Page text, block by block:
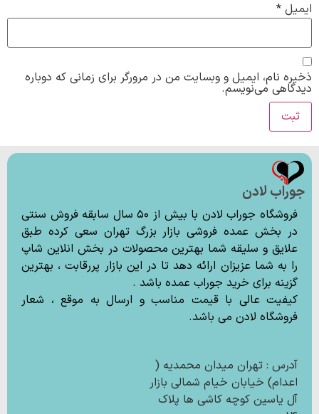
ایمیل *
ذخیره نام، ایمیل و وبسایت من در مرورگر برای زمانی که دوباره
دیدگاهی می‌نویسم.
جوراب لادن
فروشگاه جوراب لادن با بیش از ۵۰ سال سابقه فروش سنتی
در بخش عمده فروشی بازار بزرگ تهران سعی کرده طبق
علایق و سلیقه شما بهترین محصولات در بخش انلاین شاپ
را به شما عزیزان ارائه دهد تا در این بازار پررقابت ، بهترین
گزینه برای خرید جوراب عمده باشد .
کیفیت عالی با قیمت مناسب و ارسال به موقع ، شعار
فروشگاه لادن می باشد.
آدرس : تهران میدان محمدیه (
اعدام) خیابان خیام شمالی بازار
آل یاسین کوچه کاشی ها پلاک